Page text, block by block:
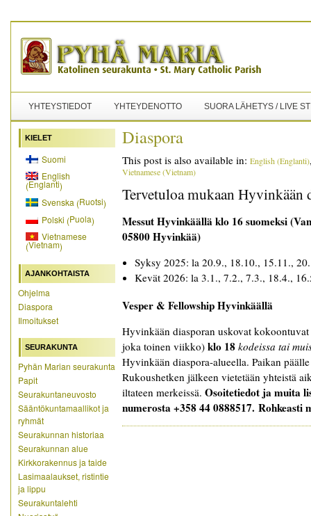
YHTEYSTIEDOT YHTEYDENOTTO SUORA LÄHETYS / LIVE
KIELET
Suomi
English
(Englanti)
Svenska(Ruotsi)
Polski (Puola)
Vietnamese
(Vietnam)
AJANKOHTAISTA
Ohjelma
Diaspora
Ilmoitukset
SEURAKUNTA
Pyhän Marian seurakunta
Papit
Seurakuntaneuvosto
Sääntökuntamaallikot ja
ryhmät
Seurakunnan historiaa
Seurakunnan alue
Kirkkorakennus ja taide
Lasimaalaukset, ristintie
ja lippu
Seurakuntalehti
Diaspora
This post is also available in: English (Englanti)
Vietnamese(Vietnam)
Tervetuloa mukaan Hyvinkään
Messut Hyvinkäällä klo 16 suomeksi
05800 Hyvinkää)
Syksy 2025: la 20.9., 18.10., 15.11.,
Kevät 2026: la 3.1., 7.2., 7.3., 18.4.,
Vesper & Fellowship Hyvinkäällä
Hyvinkään diasporan uskovat kokoontuvat
joka toinen viikko) klo 18 kodeissa tai
Hyvinkään diaspora-alueella. Paikan
Rukoushetken jälkeen vietetään yhteistä
iltateen merkeissä. Osoitetiedot ja muita
numerosta +358 44 0888517. Rohkeasti